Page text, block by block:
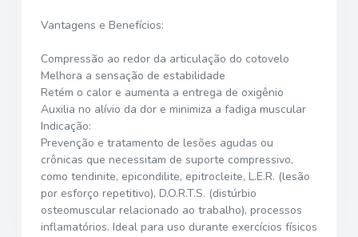
Vantagens e Benefícios:
Compressão ao redor da articulação do cotovelo
Melhora a sensação de estabilidade
Retém o calor e aumenta a entrega de oxigênio
Auxilia no alívio da dor e minimiza a fadiga muscular
Indicação:
Prevenção e tratamento de lesões agudas ou
crônicas que necessitam de suporte compressivo,
como tendinite, epicondilite, epitrocleite, L.E.R. (lesão
por esforço repetitivo), D.O.R.T.S. (distúrbio
osteomuscular relacionado ao trabalho), processos
inflamatórios. Ideal para uso durante exercícios físicos